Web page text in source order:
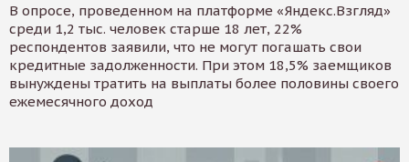
В опросе, проведенном на платформе «Яндекс.Взгляд»
среди 1,2 тыс. человек старше 18 лет, 22%
респондентов заявили, что не могут погашать свои
кредитные задолженности. При этом 18,5% заемщиков
вынуждены тратить на выплаты более половины своего
ежемесячного доход